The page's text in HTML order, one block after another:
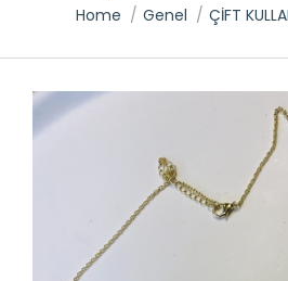
You are here:
Home Genel ÇİFT